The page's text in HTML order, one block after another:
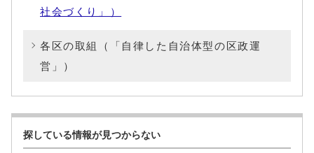
社会づくり」）
各区の取組（「自律した自治体型の区政運
営」）
探している情報が見つからない